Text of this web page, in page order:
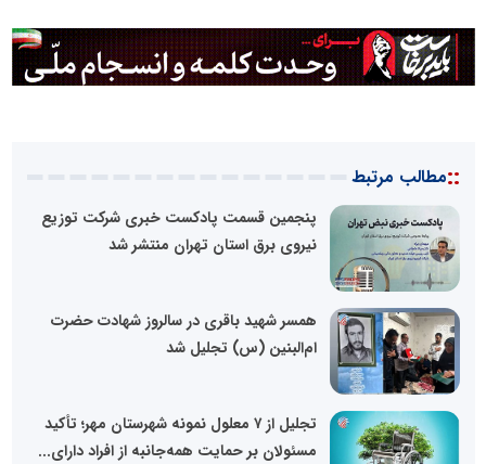
::مطالب مرتبط
پنجمین قسمت پادکست خبری شرکت توزیع
نیروی برق استان تهران منتشر شد
همسر شهید باقری در سالروز شهادت حضرت
ام‌البنین (س) تجلیل شد
تجلیل از ۷ معلول نمونه شهرستان مهر؛ تأکید
مسئولان بر حمایت همه‌جانبه از افراد دارای...